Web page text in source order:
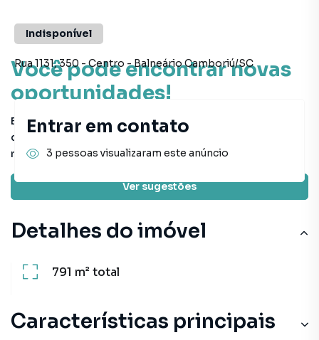
Você pode encontrar novas
oportunidades!
Este imóvel não está mais disponível, mas você pode
conferir outros em nosso site ou deixar seu contato para
receber mais informações.
Ver sugestões
Detalhes do imóvel
791 m²total
Características principais
Indisponível
Rua 1131,350 -Centro -Balneário Camboriú/SC
Entrar em contato
3 pessoas visualizaram este anúncio